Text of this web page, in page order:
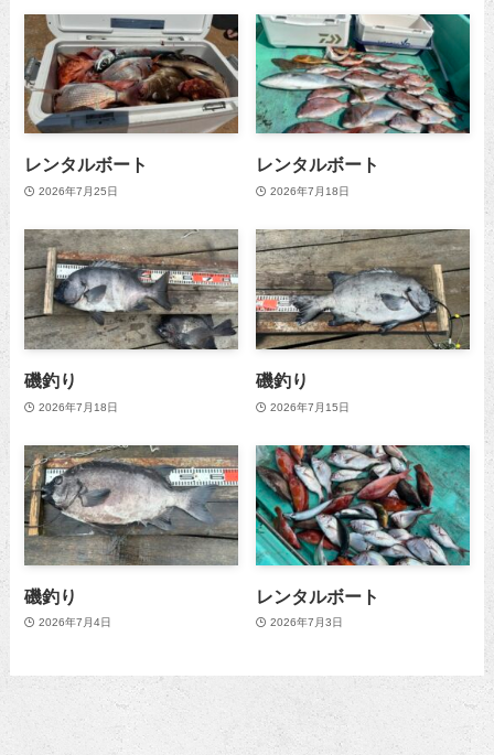
レンタルボート
2026年7月25日
レンタルボート
2026年7月18日
磯釣り
2026年7月18日
磯釣り
2026年7月15日
磯釣り
2026年7月4日
レンタルボート
2026年7月3日